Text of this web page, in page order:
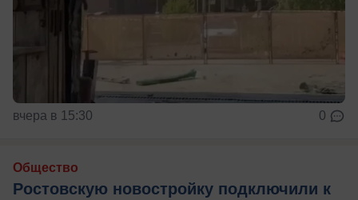
вчера в 15:30 0
Общество
Ростовскую новостройку подключили к